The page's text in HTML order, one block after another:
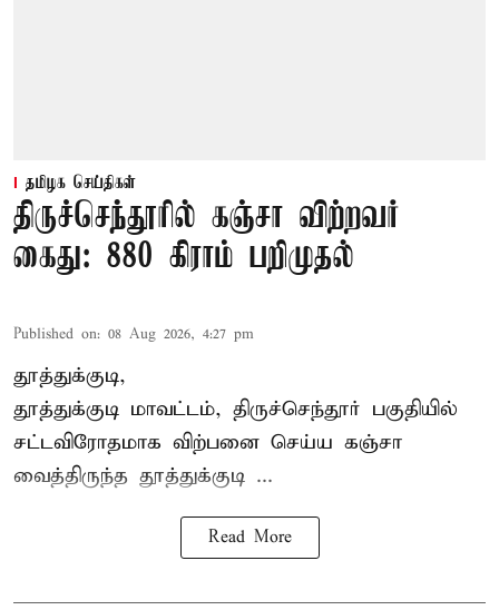
தமிழக செய்திகள்
திருச்செந்தூரில் கஞ்சா விற்றவர்
கைது: 880 கிராம் பறிமுதல்
Published on: 08 Aug 2026, 4:27 pm
தூத்துக்குடி,
தூத்துக்குடி மாவட்டம், திருச்செந்தூர் பகுதியில்
சட்டவிரோதமாக விற்பனை செய்ய கஞ்சா
வைத்திருந்த தூத்துக்குடி ...
Read More